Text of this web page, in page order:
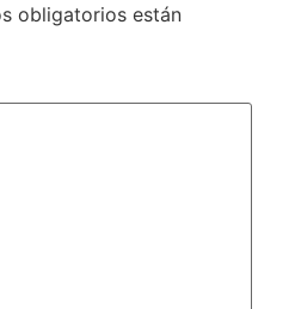
obligatorios están